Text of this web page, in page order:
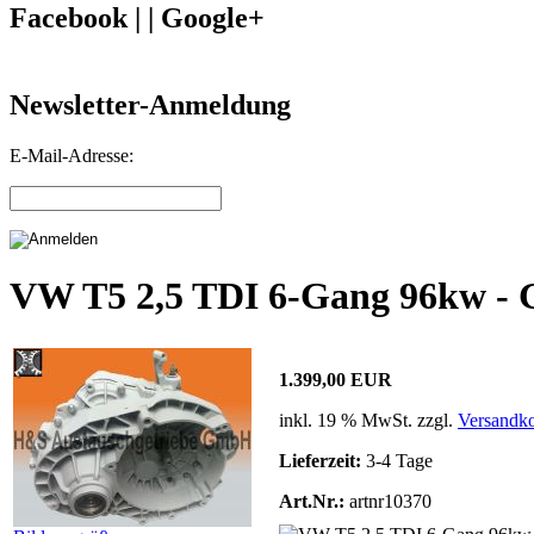
Facebook | | Google+
Newsletter-Anmeldung
E-Mail-Adresse:
VW T5 2,5 TDI 6-Gang 96kw -
1.399,00 EUR
inkl. 19 % MwSt. zzgl.
Lieferzeit: 3-4 Tage
Art.Nr.: artnr10370